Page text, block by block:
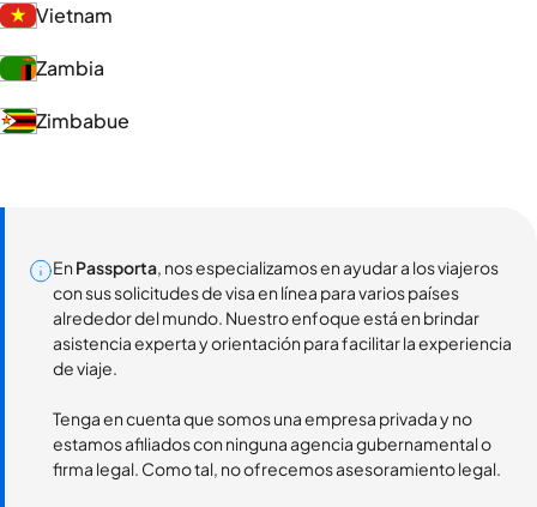
Vietnam
Zambia
Zimbabue
En Passporta, nos especializamos en ayudar a los viajeros
con sus solicitudes de visa en línea para varios países
alrededor del mundo. Nuestro enfoque está en brindar
asistencia experta y orientación para facilitar la experiencia
de viaje.
Tenga en cuenta que somos una empresa privada y no
estamos afiliados con ninguna agencia gubernamental o
firma legal. Como tal, no ofrecemos asesoramiento legal.